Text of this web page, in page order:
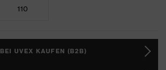
110
BEI UVEX KAUFEN (B2B)